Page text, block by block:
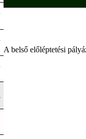
A belső előléptetési